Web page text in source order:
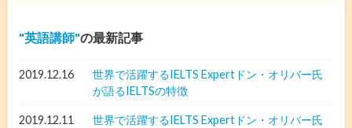
英語講師 の最新記事
2019.12.16
世界で活躍するIELTS Expertドン・オリバー氏
が語るIELTSの特徴
2019.12.11
世界で活躍するIELTS Expertドン・オリバー氏